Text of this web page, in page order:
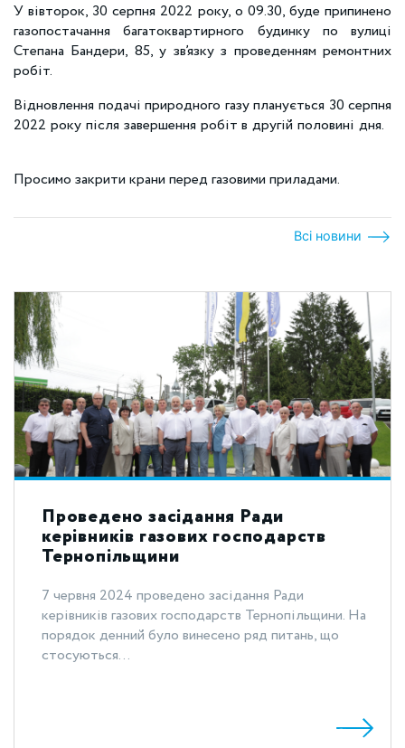
У вівторок, 30 серпня 2022 року, о 09.30, буде припинено
газопостачання багатоквартирного будинку по вулиці
Степана Бандери, 85, у зв’язку з проведенням ремонтних
робіт.
Відновлення подачі природного газу планується 30 серпня
2022 року після завершення робіт в другій половині дня.
Просимо закрити крани перед газовими приладами.
Всі новини
Проведено засідання Ради
керівників газових господарств
Тернопільщини
7 червня 2024 проведено засідання Ради
керівників газових господарств Тернопільщини. На
порядок денний було винесено ряд питань, що
стосуються...